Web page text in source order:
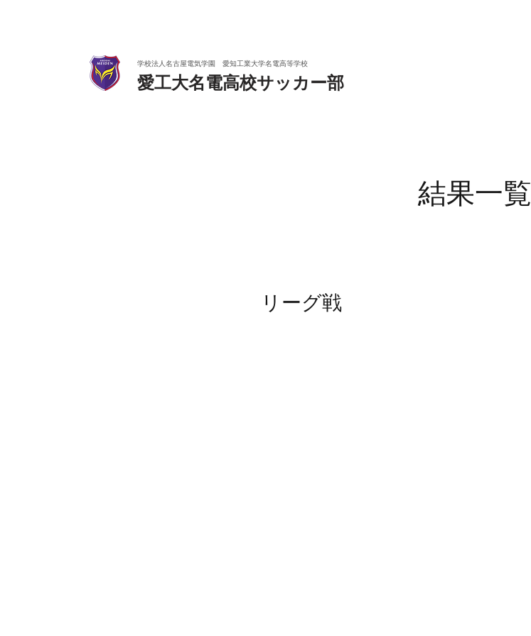
学校法人名古屋電気学園 愛知工業大学名電高等学校
愛工大名電高校サッカー部
結果一覧
​リーグ戦